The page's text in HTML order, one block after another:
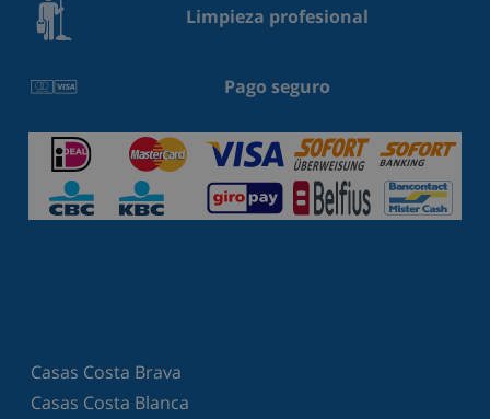
Limpieza profesional
Pago seguro
Casas Costa Brava
Casas Costa Blanca